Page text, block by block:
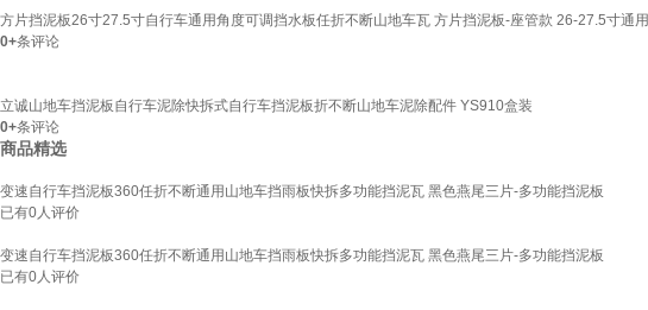
方片挡泥板26寸27.5寸自行车通用角度可调挡水板任折不断山地车瓦 方片挡泥板-座管款 26-27.5寸通用
0+条评论
立诚山地车挡泥板自行车泥除快拆式自行车挡泥板折不断山地车泥除配件 YS910盒装
0+条评论
商品精选
变速自行车挡泥板360任折不断通用山地车挡雨板快拆多功能挡泥瓦 黑色燕尾三片-多功能挡泥板
已有0人评价
变速自行车挡泥板360任折不断通用山地车挡雨板快拆多功能挡泥瓦 黑色燕尾三片-多功能挡泥板
已有0人评价